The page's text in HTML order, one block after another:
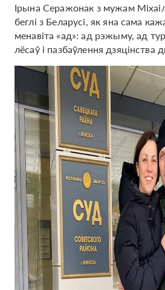
Ірына Серажонак з мужам
беглі з Беларусі, як яна сама
менавіта «ад»: ад рэжыму, ад
лёсаў і пазбаўлення дзяцінства